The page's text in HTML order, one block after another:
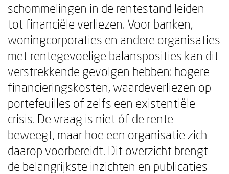
schommelingen in de rentestand leiden
tot financiële verliezen. Voor banken,
woningcorporaties en andere organisaties
met rentegevoelige balansposities kan dit
verstrekkende gevolgen hebben: hogere
financieringskosten, waardeverliezen op
portefeuilles of zelfs een existentiële
crisis. De vraag is niet óf de rente
beweegt, maar hoe een organisatie zich
daarop voorbereidt. Dit overzicht brengt
de belangrijkste inzichten en publicaties